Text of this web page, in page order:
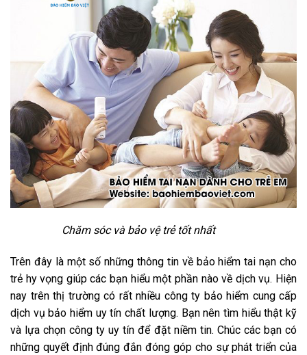
Chăm sóc và bảo vệ trẻ tốt nhất
Trên đây là một số những thông tin về bảo hiểm tai nạn cho
trẻ hy vọng giúp các bạn hiểu một phần nào về dịch vụ. Hiện
nay trên thị trường có rất nhiều công ty bảo hiểm cung cấp
dịch vụ bảo hiểm uy tín chất lượng. Bạn nên tìm hiểu thật kỹ
và lựa chọn công ty uy tín để đặt niềm tin. Chúc các bạn có
những quyết định đúng đắn đóng góp cho sự phát triển của